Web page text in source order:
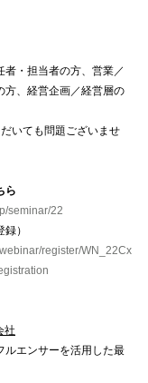
・担当者の方、営業／
方、経営企画／経営層の
いても問題ございませ
ら
seminar/22
）
register/WN_22Cx
社
ルエンサーを活用した最